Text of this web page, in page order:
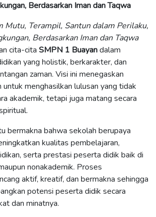
Berdasarkan Iman dan Taqwa
Mutu, Terampil, Santun dalam Perilaku,
Berdasarkan Iman dan Taqwa
cita-cita SMPN 1 Buayandalam
yang holistik, berkarakter, dan
zaman. Visi ini menegaskan
menghasilkan lulusan yang tidak
akademik, tetapi juga matang secara
bermakna bahwa sekolah berupaya
kualitas pembelajaran,
serta prestasi peserta didik baik di
nonakademik. Proses
aktif, kreatif, dan bermakna sehingga
potensi peserta didik secara
dan minatnya.